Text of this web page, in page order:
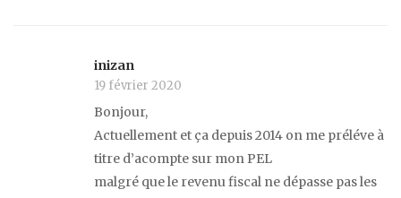
inizan
19 février 2020
Bonjour,
Actuellement et ça depuis 2014 on me préléve à
titre d’acompte sur mon PEL
malgré que le revenu fiscal ne dépasse pas les